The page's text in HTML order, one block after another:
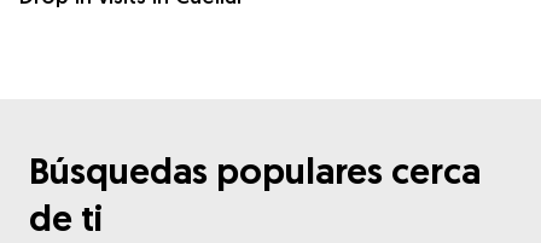
Búsquedas populares cerca
de ti